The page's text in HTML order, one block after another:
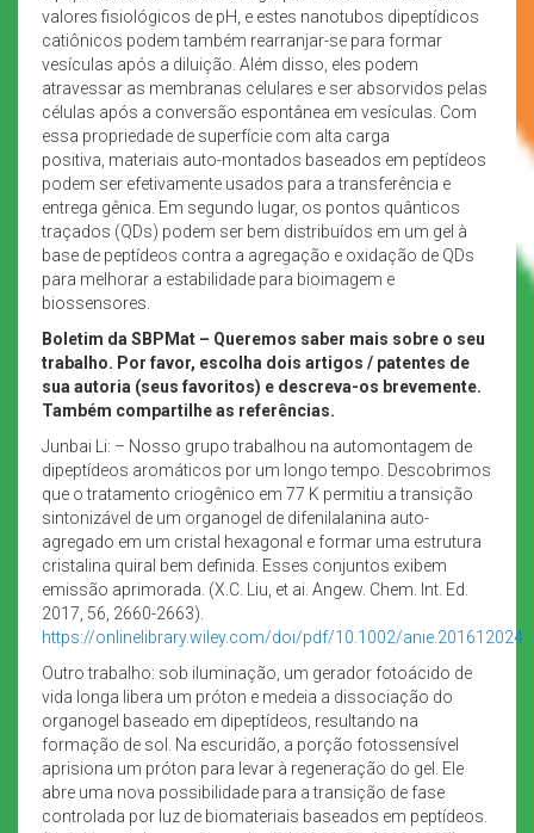
valores fisiológicos de pH, e estes nanotubos dipeptídicos
catiônicos podem também rearranjar-se para formar
vesículas após a diluição. Além disso, eles podem
atravessar as membranas celulares e ser absorvidos pelas
células após a conversão espontânea em vesículas. Com
essa propriedade de superfície com alta carga
positiva, materiais auto-montados baseados em peptídeos
podem ser efetivamente usados para a transferência e
entrega gênica. Em segundo lugar, os pontos quânticos
traçados (QDs) podem ser bem distribuídos em um gel à
base de peptídeos contra a agregação e oxidação de QDs
para melhorar a estabilidade para bioimagem e
biossensores.
Boletim da SBPMat – Queremos saber mais sobre o seu
trabalho. Por favor, escolha dois artigos / patentes de
sua autoria (seus favoritos) e descreva-os brevemente.
Também compartilhe as referências.
Junbai Li: – Nosso grupo trabalhou na automontagem de
dipeptídeos aromáticos por um longo tempo. Descobrimos
que o tratamento criogênico em 77 K permitiu a transição
sintonizável de um organogel de difenilalanina auto-
agregado em um cristal hexagonal e formar uma estrutura
cristalina quiral bem definida. Esses conjuntos exibem
emissão aprimorada. (X.C. Liu, et ai. Angew. Chem. Int. Ed.
2017, 56, 2660-2663).
https://onlinelibrary.wiley.com/doi/pdf/10.1002/anie.201612024
Outro trabalho: sob iluminação, um gerador fotoácido de
vida longa libera um próton e medeia a dissociação do
organogel baseado em dipeptídeos, resultando na
formação de sol. Na escuridão, a porção fotossensível
aprisiona um próton para levar à regeneração do gel. Ele
abre uma nova possibilidade para a transição de fase
controlada por luz de biomateriais baseados em peptídeos.